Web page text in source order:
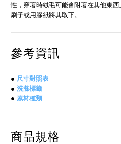
性，穿著時絨毛可能會附著在其他東
刷子或用膠紙將其取下。
參考資訊
● 尺寸對照表
● 洗滌標籤
● 素材種類
商品規格